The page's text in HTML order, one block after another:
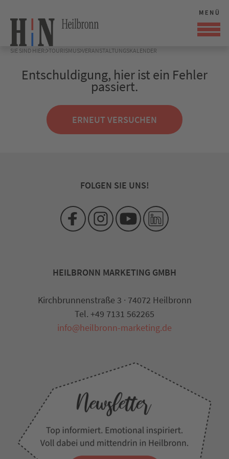
SIE SIND HIER: TOURISMUS VERANSTALTUNGSKALENDER
Entschuldigung, hier ist ein Fehler
passiert.
ERNEUT VERSUCHEN
FOLGEN SIE UNS!
HEILBRONN MARKETING GMBH
Kirchbrunnenstraße 3 · 74072 Heilbronn
Tel. +49 7131 562265
info@heilbronn-marketing.de